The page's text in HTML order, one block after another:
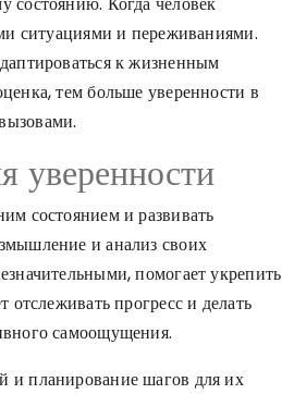
ситуациями и переживаниями.
к жизненным
тем больше уверенности в
уверенности
состоянием и развивать
и анализ своих
помогает укрепить
прогресс и делать
самоощущения.
и планирование шагов для их